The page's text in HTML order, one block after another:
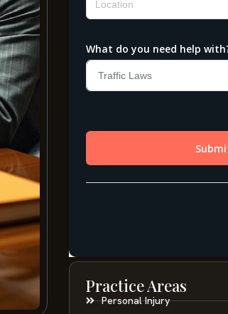
Practice Areas
Personal Injury